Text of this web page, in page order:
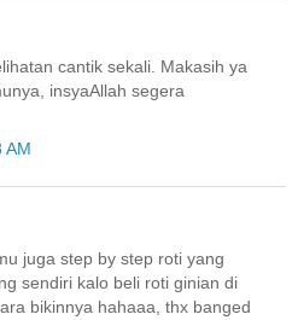
cantik sekali. Makasih ya
insyaAllah segera
AM
juga step by step roti yang
sendiri kalo beli roti ginian di
bikinnya hahaaa, thx banged